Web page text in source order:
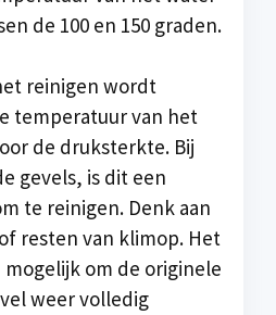
de 100 en 150 graden.
reinigen wordt
temperatuur van het
de druksterkte. Bij
gevels, is dit een
te reinigen. Denk aan
resten van klimop. Het
om de originele
weer volledig